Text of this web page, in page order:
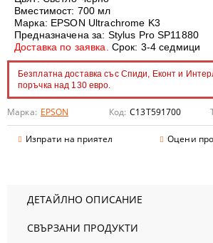
Вместимост: 700 мл
Марка: EPSON Ultrachrome K3
Предназначена за: Stylus Pro SP11880
Доставка по заявка. Срок: 3-4 седмици
Безплатна доставка със Спиди, Еконт и
поръчка над 130 евро.
Марка: EPSON Код: C13T591700
Изпрати на приятел Оцени
ДЕТАЙЛНО ОПИСАНИЕ
СВЪРЗАНИ ПРОДУКТИ